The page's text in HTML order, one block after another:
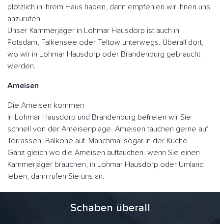
plötzlich in ihrem Haus haben, dann empfehlen wir ihnen uns
anzurufen
Unser Kammerjäger in Lohmar Hausdorp ist auch in
Potsdam, Falkensee oder Teltow unterwegs. Überall dort,
wo wir in Lohmar Hausdorp oder Brandenburg gebraucht
werden.
Ameisen
Die Ameisen kommen
In Lohmar Hausdorp und Brandenburg befreien wir Sie
schnell von der Ameisenplage. Ameisen tauchen gerne auf
Terrassen. Balkone auf. Manchmal sogar in der Küche.
Ganz gleich wo die Ameisen auftauchen. wenn Sie einen
Kammerjäger brauchen, in Lohmar Hausdorp oder Umland
leben, dann rufen Sie uns an.
Schaben überall